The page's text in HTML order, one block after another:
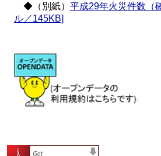
◆（別紙） 平成29年火災件数（
ル／145KB]